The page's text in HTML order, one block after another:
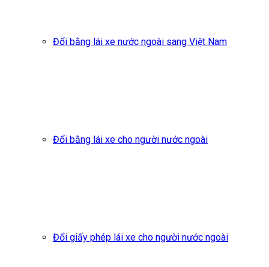
Đổi bằng lái xe nước ngoài sang Việt Nam
Đổi bằng lái xe cho người nước ngoài
Đổi giấy phép lái xe cho người nước ngoài